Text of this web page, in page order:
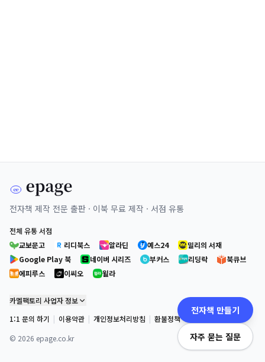
전자책 제작 전문 출판 · 이북 무료 제작 · 서점 유통
전체 유통 서점
교보문고
리디북스 알라딘 예스24
밀리의 서재
Google Play 북
네이버 시리즈 부커스 리딩락
북큐브
에피루스
이씨오 윌라
카멜팩토리 사업자 정보
1:1 문의 하기 | 이용약관 | 개인정보처리방침 | 환불정책
© 2026 epage.co.kr
전자책 만들기
자주 묻는 질문